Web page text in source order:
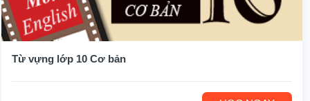
Từ vựng lớp 10 Cơ bản